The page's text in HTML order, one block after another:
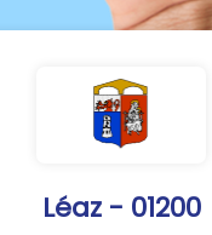
Léaz - 01200